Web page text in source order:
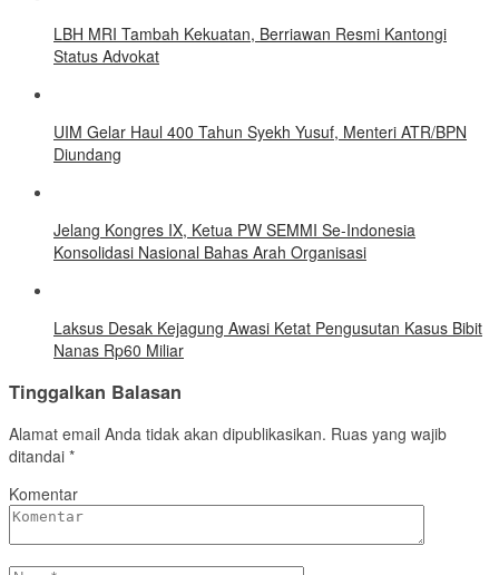
LBH MRI Tambah Kekuatan, Berriawan Resmi Kantongi
Status Advokat
UIM Gelar Haul 400 Tahun Syekh Yusuf, Menteri ATR/BPN
Diundang
Jelang Kongres IX, Ketua PW SEMMI Se-Indonesia
Konsolidasi Nasional Bahas Arah Organisasi
Laksus Desak Kejagung Awasi Ketat Pengusutan Kasus Bibit
Nanas Rp60 Miliar
Tinggalkan Balasan
Alamat email Anda tidak akan dipublikasikan. Ruas yang wajib
ditandai *
Komentar